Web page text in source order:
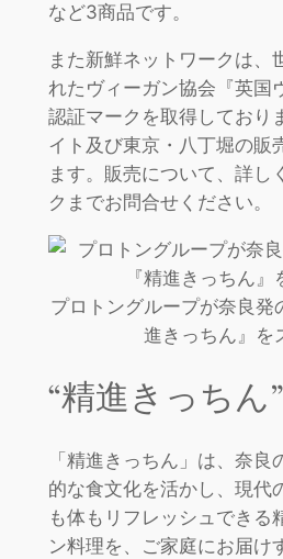
など3商品です。
また新鮮ネットワークは、
れたヴィーガン協会『英国
認証マークを取得しており
イト及び東京・八丁堀の販
ます。販売について、詳し
クまでお問合せください。
プロトングループが奈良発
進きっちん』を
“精進きっちん
「精進きっちん」は、奈
的な食文化を活かし、現代
も体もリフレッシュできる
ン料理を、ご家庭にお届け